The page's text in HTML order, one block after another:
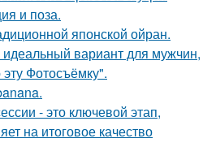
и поза.
японской ойран.
вариант для мужчин,
Фотосъёмку".
- это ключевой этап,
на итоговое качество